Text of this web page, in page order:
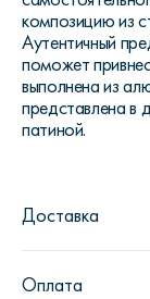
композицию из
Аутентичный
поможет
выполнена из
представлена в
патиной.
Доставка
Оплата